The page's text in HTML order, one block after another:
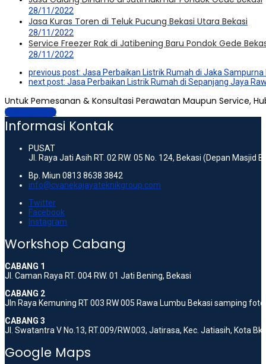
28/11/2022
Jasa Kuras Toren di Teluk Pucung Bekasi Utara Bekasi
28/11/2022
Service Freezer Rak di Jatibening Baru Pondok Gede
28/11/2022
previous post: Jasa Perbaikan Listrik Rumah di Jaka Sampurna
next post: Jasa Perbaikan Listrik Rumah di Sepanjang Jaya
Untuk Pemesanan & Konsultasi Perawatan Maupun Service,
Hubungi Kami
Informasi Kontak
PUSAT
Jl. Raya Jati Asih RT. 02 RW. 05 No. 124, Bekasi (Depan Masjid
Bp. Miun 0813 8638 3842
info@cvanekajayateknikgroup.com
Twitter
Facebook
Instagram
Workshop Cabang
CABANG 1
Jl. Caman Raya RT. 004 RW. 01 Jati Bening, Bekasi
CABANG 2
Jln Raya Kemuning RT 003 RW 005 Rawa Lumbu Bekasi samping
CABANG 3
Jl. Swatantra V No.13, RT.009/RW.003, Jatirasa, Kec. Jatiasih, Kota
Google Maps